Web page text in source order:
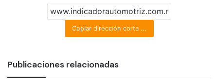
Copiar dirección corta ...
Publicaciones relacionadas